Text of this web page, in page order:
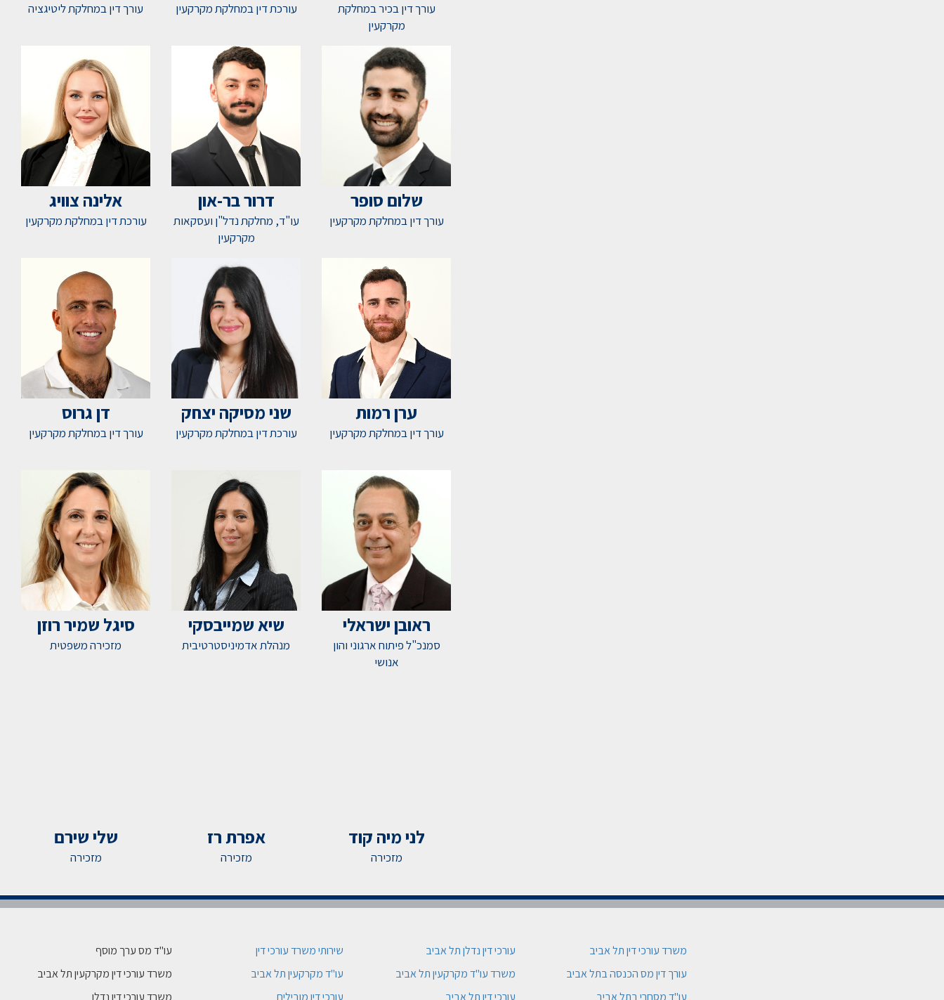
עורך דין בכיר במחלקת
מקרקעין
עורכת דין במחלקת מקרקעין עורך דין במחלקת ליטיגציה
שלום סופר
עורך דין במחלקת מקרקעין
דרור בר-און
עו"ד, מחלקת נדל"ן ועסקאות
מקרקעין
אלינה צוויג
עורכת דין במחלקת מקרקעין
ערן רמות
עורך דין במחלקת מקרקעין
שני מסיקה יצחק
עורכת דין במחלקת מקרקעין
דן גרוס
עורך דין במחלקת מקרקעין
ראובן ישראלי
סמנכ"ל פיתוח ארגוני והון
אנושי
שיא שמייבסקי
מנהלת אדמיניסטרטיבית
סיגל שמיר רוזן
מזכירה משפטית
לני מיה קוד
מזכירה
אפרת רז
מזכירה
שלי שירם
מזכירה
משרד עורכי דין תל אביב
עורך דין מס הכנסה בתל אביב
עו"ד מסחרי בתל אביב
עורכי דין נדלן תל אביב
משרד עו"ד מקרקעין תל אביב
עורכי דין תל אביב
שירותי משרד עורכי דין
עו"ד מקרקעין תל אביב
עורכי דין מובילים
עו"ד מס ערך מוסף
משרד עורכי דין מקרקעין תל אביב
משרד עורכי דין נדלן